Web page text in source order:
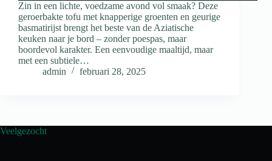
Zin in een lichte, voedzame avond vol smaak? Deze
geroerbakte tofu met knapperige groenten en geurige
basmatirijst brengt het beste van de Aziatische
keuken naar je bord – zonder poespas, maar
boordevol karakter. Een eenvoudige maaltijd, maar
met een subtiele…
admin
februari 28, 2025
Veelgezocht